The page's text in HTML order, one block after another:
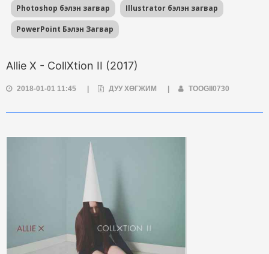
Photoshop бэлэн загвар Illustrator бэлэн загвар
PowerPoint Бэлэн Загвар
Allie X - CollXtion II (2017)
2018-01-01 11:45 ДУУ ХӨГЖИМ TOOGII0730